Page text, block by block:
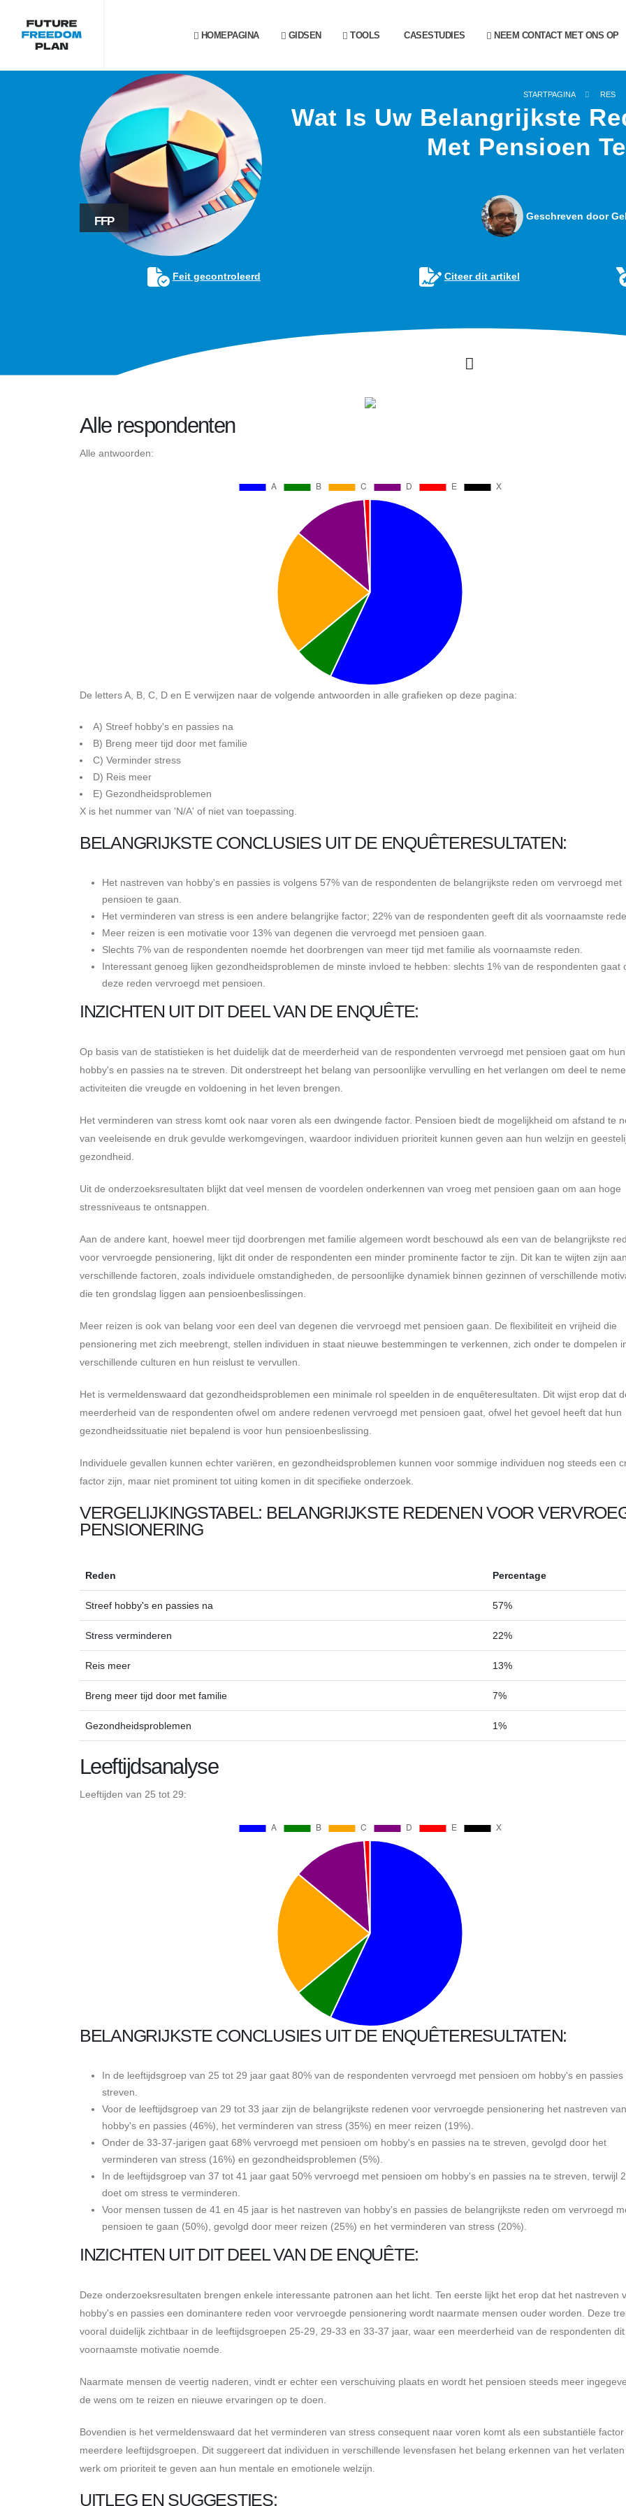
HOMEPAGINA GIDSEN TOOLS CASESTUDIES NEEM CONTACT MET ONS OP
FFP
STARTPAGINA RES
Wat Is Uw Belangrijkste
Met Pensioen
Geschreven door
Feit gecontroleerd Citeer dit artikel
Alle respondenten
Alle antwoorden:
De letters A, B, C, D en E verwijzen naar de volgende antwoorden in alle grafieken op deze pagina:
A) Streef hobby's en passies na
B) Breng meer tijd door met familie
C) Verminder stress
D) Reis meer
E) Gezondheidsproblemen
X is het nummer van 'N/A' of niet van toepassing.
BELANGRIJKSTE CONCLUSIES UIT DE ENQUÊTERESULTATEN:
Het nastreven van hobby's en passies is volgens 57% van de respondenten de belangrijkste reden om vervroegd met
pensioen te gaan.
Het verminderen van stress is een andere belangrijke factor; 22% van de respondenten geeft dit als voornaamste
Meer reizen is een motivatie voor 13% van degenen die vervroegd met pensioen gaan.
Slechts 7% van de respondenten noemde het doorbrengen van meer tijd met familie als voornaamste reden.
Interessant genoeg lijken gezondheidsproblemen de minste invloed te hebben: slechts 1% van de respondenten gaat
deze reden vervroegd met pensioen.
INZICHTEN UIT DIT DEEL VAN DE ENQUÊTE:
Op basis van de statistieken is het duidelijk dat de meerderheid van de respondenten vervroegd met pensioen gaat om hun
hobby's en passies na te streven. Dit onderstreept het belang van persoonlijke vervulling en het verlangen om deel te
activiteiten die vreugde en voldoening in het leven brengen.
Het verminderen van stress komt ook naar voren als een dwingende factor. Pensioen biedt de mogelijkheid om afstand te
van veeleisende en druk gevulde werkomgevingen, waardoor individuen prioriteit kunnen geven aan hun welzijn en
gezondheid.
Uit de onderzoeksresultaten blijkt dat veel mensen de voordelen onderkennen van vroeg met pensioen gaan om aan hoge
stressniveaus te ontsnappen.
Aan de andere kant, hoewel meer tijd doorbrengen met familie algemeen wordt beschouwd als een van de belangrijkste
voor vervroegde pensionering, lijkt dit onder de respondenten een minder prominente factor te zijn. Dit kan te wijten zijn aan
verschillende factoren, zoals individuele omstandigheden, de persoonlijke dynamiek binnen gezinnen of verschillende
die ten grondslag liggen aan pensioenbeslissingen.
Meer reizen is ook van belang voor een deel van degenen die vervroegd met pensioen gaan. De flexibiliteit en vrijheid die
pensionering met zich meebrengt, stellen individuen in staat nieuwe bestemmingen te verkennen, zich onder te dompelen
verschillende culturen en hun reislust te vervullen.
Het is vermeldenswaard dat gezondheidsproblemen een minimale rol speelden in de enquêteresultaten. Dit wijst erop dat
meerderheid van de respondenten ofwel om andere redenen vervroegd met pensioen gaat, ofwel het gevoel heeft dat hun
gezondheidssituatie niet bepalend is voor hun pensioenbeslissing.
Individuele gevallen kunnen echter variëren, en gezondheidsproblemen kunnen voor sommige individuen nog steeds een
factor zijn, maar niet prominent tot uiting komen in dit specifieke onderzoek.
VERGELIJKINGSTABEL: BELANGRIJKSTE REDENEN VOOR
PENSIONERING
Reden Percentage
Streef hobby's en passies na 57%
Stress verminderen 22%
Reis meer 13%
Breng meer tijd door met familie 7%
Gezondheidsproblemen 1%
Leeftijdsanalyse
Leeftijden van 25 tot 29:
BELANGRIJKSTE CONCLUSIES UIT DE ENQUÊTERESULTATEN:
In de leeftijdsgroep van 25 tot 29 jaar gaat 80% van de respondenten vervroegd met pensioen om hobby's en passies
streven.
Voor de leeftijdsgroep van 29 tot 33 jaar zijn de belangrijkste redenen voor vervroegde pensionering het nastreven van
hobby's en passies (46%), het verminderen van stress (35%) en meer reizen (19%).
Onder de 33-37-jarigen gaat 68% vervroegd met pensioen om hobby's en passies na te streven, gevolgd door het
verminderen van stress (16%) en gezondheidsproblemen (5%).
In de leeftijdsgroep van 37 tot 41 jaar gaat 50% vervroegd met pensioen om hobby's en passies na te streven, terwijl
doet om stress te verminderen.
Voor mensen tussen de 41 en 45 jaar is het nastreven van hobby's en passies de belangrijkste reden om vervroegd
pensioen te gaan (50%), gevolgd door meer reizen (25%) en het verminderen van stress (20%).
INZICHTEN UIT DIT DEEL VAN DE ENQUÊTE:
Deze onderzoeksresultaten brengen enkele interessante patronen aan het licht. Ten eerste lijkt het erop dat het nastreven
hobby's en passies een dominantere reden voor vervroegde pensionering wordt naarmate mensen ouder worden. Deze
vooral duidelijk zichtbaar in de leeftijdsgroepen 25-29, 29-33 en 33-37 jaar, waar een meerderheid van de respondenten
voornaamste motivatie noemde.
Naarmate mensen de veertig naderen, vindt er echter een verschuiving plaats en wordt het pensioen steeds meer
de wens om te reizen en nieuwe ervaringen op te doen.
Bovendien is het vermeldenswaard dat het verminderen van stress consequent naar voren komt als een substantiële factor
meerdere leeftijdsgroepen. Dit suggereert dat individuen in verschillende levensfasen het belang erkennen van het
werk om prioriteit te geven aan hun mentale en emotionele welzijn.
UITLEG EN SUGGESTIES: